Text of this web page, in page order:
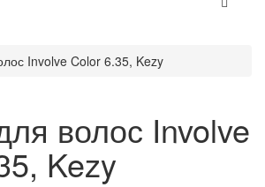
Involve Color 6.35, Kezy
волос Involve
Kezy